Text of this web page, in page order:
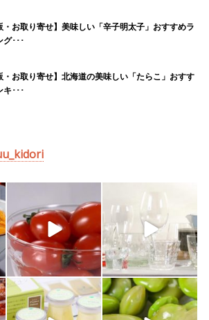
・お取り寄せ】美味しい「辛子明太子」おすすめラ
グ･･･
・お取り寄せ】北海道の美味しい「たらこ」おすす
キ･･･
2月 14 2月 13
shokutuu_kidori shokutuu_kidori